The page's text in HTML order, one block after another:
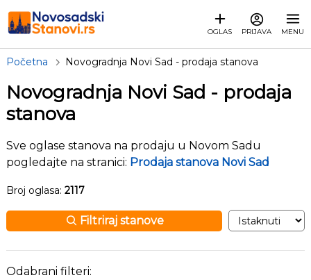
OGLAS PRIJAVA MENU
Početna Novogradnja Novi Sad - prodaja stanova
Novogradnja Novi Sad - prodaja
stanova
Sve oglase stanova na prodaju u Novom Sadu
pogledajte na stranici: Prodaja stanova Novi Sad
Broj oglasa: 2117
Filtriraj stanove
Odabrani filteri: